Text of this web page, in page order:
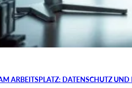
ARBEITSPLATZ: DATENSCHUTZ